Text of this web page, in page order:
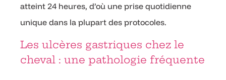
atteint 24 heures, d’où une prise quotidienne
unique dans la plupart des protocoles.
Les ulcères gastriques chez le
cheval : une pathologie fréquente